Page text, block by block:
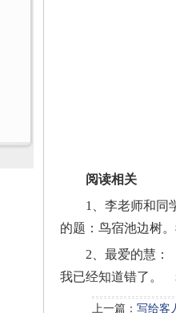
阅读相关
1、李老师和
的题：鸟宿池边树
2、最爱的慧：
我已经知道错了。
上一篇： 写给客